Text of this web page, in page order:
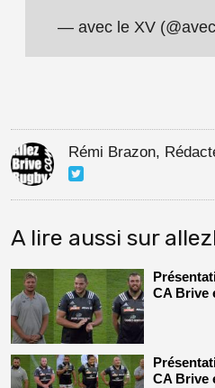
— avec le XV
Découvrez la
@top14rugby
pic.twitter.com/
Rémi Brazon,